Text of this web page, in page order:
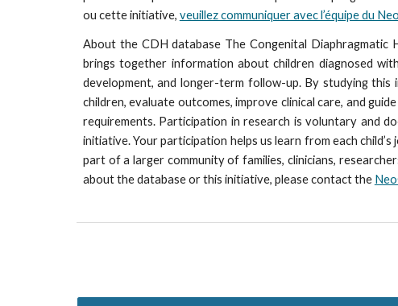
ou cette initiative, veuillez communiquer avec l’équipe du
About the CDH database The Congenital Diaphragmatic
brings together information about children diagnosed
development, and longer-term follow-up. By studying
children, evaluate outcomes, improve clinical care, and
requirements. Participation in research is voluntary and
initiative. Your participation helps us learn from each
part of a larger community of families, clinicians,
about the database or this initiative, please contact the